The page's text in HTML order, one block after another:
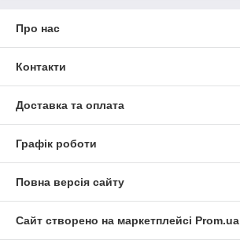
Про нас
Контакти
Доставка та оплата
Графік роботи
Повна версія сайту
Сайт створено на маркетплейсі Prom.ua